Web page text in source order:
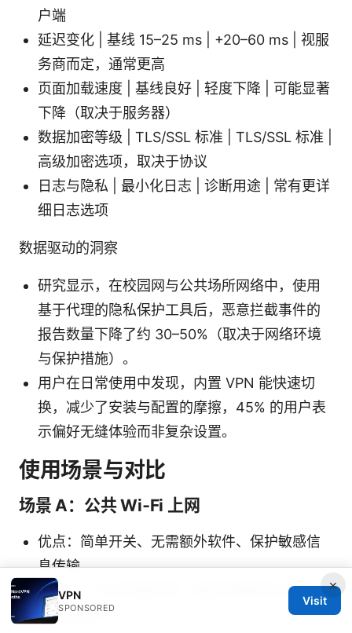
户端
延迟变化 | 基线 15–25 ms | +20–60 ms | 视服
务商而定，通常更高
页面加载速度 | 基线良好 | 轻度下降 | 可能显著
下降（取决于服务器）
数据加密等级 | TLS/SSL 标准 | TLS/SSL 标准 |
高级加密选项，取决于协议
日志与隐私 | 最小化日志 | 诊断用途 | 常有更详
细日志选项
数据驱动的洞察
研究显示，在校园网与公共场所网络中，使用
基于代理的隐私保护工具后，恶意拦截事件的
报告数量下降了约 30–50%（取决于网络环境
与保护措施）。
用户在日常使用中发现，内置 VPN 能快速切
换，减少了安装与配置的摩擦，45% 的用户表
示偏好无缝体验而非复杂设置。
使用场景与对比
场景 A：公共 Wi‑Fi 上网
优点：简单开关、无需额外软件、保护敏感信
息传输。
风险点：节点范围有限，遇到受限网站可能需
要切换出口。
×
VPN
SPONSORED
Visit